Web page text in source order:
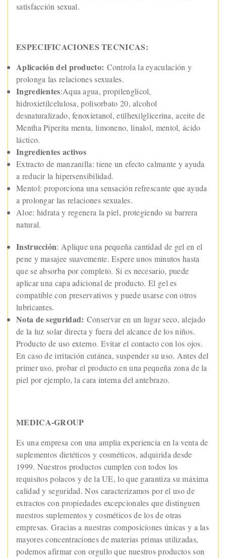
satisfacción sexual.
ESPECIFICACIONES TECNICAS:
Aplicación del producto: Controla la eyaculación y
prolonga las relaciones sexuales.
Ingredientes:Aqua agua, propilenglicol,
hidroxietilcelulosa, polisorbato 20, alcohol
desnaturalizado, fenoxietanol, etilhexilglicerina, aceite de
Mentha Piperita menta, limoneno, linalol, mentol, ácido
láctico.
Ingredientes activos
Extracto de manzanilla: tiene un efecto calmante y ayuda
a reducir la hipersensibilidad.
Mentol: proporciona una sensación refrescante que ayuda
a prolongar las relaciones sexuales.
Aloe: hidrata y regenera la piel, protegiendo su barrera
natural.
Instrucción: Aplique una pequeña cantidad de gel en el
pene y masajee suavemente. Espere unos minutos hasta
que se absorba por completo. Si es necesario, puede
aplicar una capa adicional de producto. El gel es
compatible con preservativos y puede usarse con otros
lubricantes.
Nota de seguridad: Conservar en un lugar seco, alejado
de la luz solar directa y fuera del alcance de los niños.
Producto de uso externo. Evitar el contacto con los ojos.
En caso de irritación cutánea, suspender su uso. Antes del
primer uso, probar el producto en una pequeña zona de la
piel por ejemplo, la cara interna del antebrazo.
MEDICA-GROUP
Es una empresa con una amplia experiencia en la venta de
suplementos dietéticos y cosméticos, adquirida desde
1999. Nuestros productos cumplen con todos los
requisitos polacos y de la UE, lo que garantiza su máxima
calidad y seguridad. Nos caracterizamos por el uso de
extractos con propiedades excepcionales que distinguen
nuestros suplementos y cosméticos de los de otras
empresas. Gracias a nuestras composiciones únicas y a las
mayores concentraciones de materias primas utilizadas,
podemos afirmar con orgullo que nuestros productos son